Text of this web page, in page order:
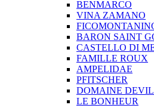
BENMARCO
VINA ZAMANO
BARON SAINT
CASTELLO DI
FAMILLE ROUX
AMPELIDAE
PFITSCHER
DOMAINE
LE BONHEUR